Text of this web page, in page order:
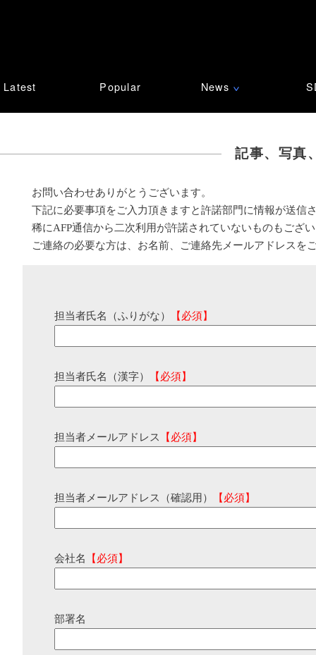
Latest Popular News ∨
記事、写真
お問い合わせありがとうございます。
下記に必要事項をご入力頂きますと許諾部門に情報が送信
稀にAFP通信から二次利用が許諾されていないものもござ
ご連絡の必要な方は、お名前、ご連絡先メールアドレスを
担当者氏名（ふりがな） 【必須】
担当者氏名（漢字） 【必須】
担当者メールアドレス 【必須】
担当者メールアドレス（確認用） 【必須】
会社名 【必須】
部署名